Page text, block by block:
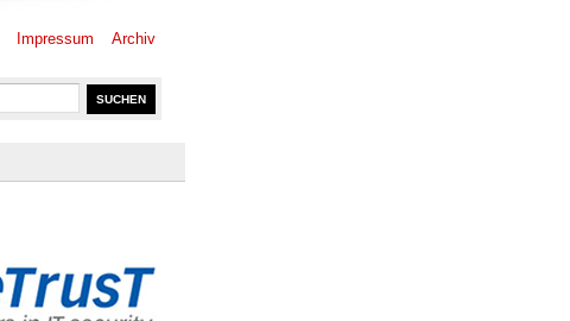
Impressum Archiv